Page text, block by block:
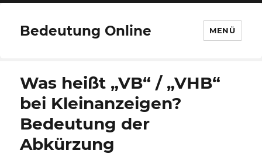
Bedeutung Online MENÜ
Was heißt „VB“ / „VHB“
bei Kleinanzeigen?
Bedeutung der
Abkürzung